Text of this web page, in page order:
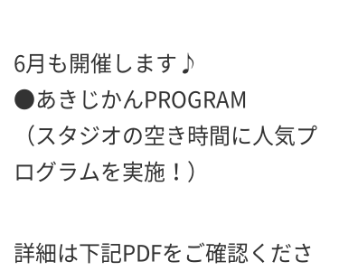
6月も開催します♪
●あきじかんPROGRAM
（スタジオの空き時間に人気プ
ログラムを実施！）
詳細は下記PDFをご確認くださ